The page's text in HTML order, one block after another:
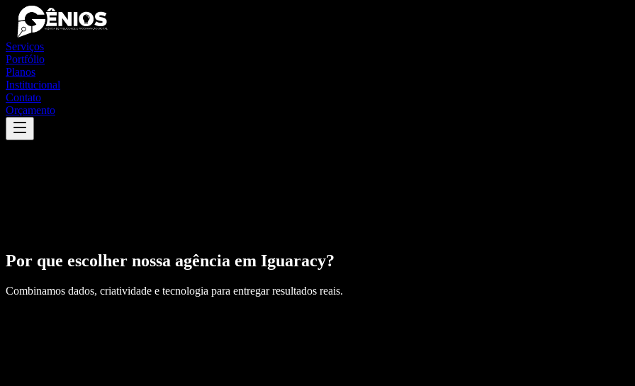
Serviços
Portfólio
Planos
Institucional
Contato
Orçamento
Por que escolher nossa agência em Iguaracy?
Combinamos dados, criatividade e tecnologia para entregar resultados reais.